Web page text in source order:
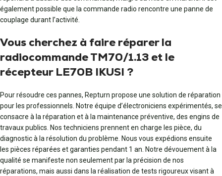
également possible que la commande radio rencontre une panne de
couplage durant l’activité.
Vous cherchez à faire réparer la
radiocommande TM70/1.13 et le
récepteur LE70B IKUSI ?
Pour résoudre ces pannes, Repturn propose une solution de réparation
pour les professionnels. Notre équipe d’électroniciens expérimentés, se
consacre à la réparation et à la maintenance préventive, des engins de
travaux publics. Nos techniciens prennent en charge les pièce, du
diagnostic à la résolution du problème. Nous vous expédions ensuite
les pièces réparées et garanties pendant 1 an. Notre dévouement à la
qualité se manifeste non seulement par la précision de nos
réparations, mais aussi dans la réalisation de tests rigoureux visant à